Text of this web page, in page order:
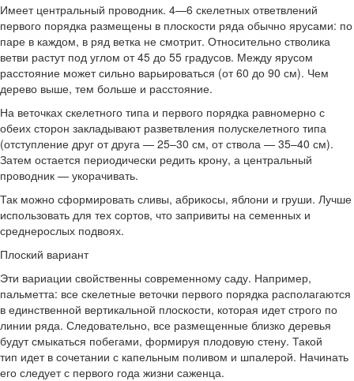
Имеет центральный проводник. 4—6 скелетных ответвлений
первого порядка размещены в плоскости ряда обычно ярусами: по
паре в каждом, в ряд ветка не смотрит. Относительно стволика
ветви растут под углом от 45 до 55 градусов. Между ярусом
расстояние может сильно варьироваться (от 60 до 90 см). Чем
дерево выше, тем больше и расстояние.
На веточках скелетного типа и первого порядка равномерно с
обеих сторон закладывают разветвления полускелетного типа
(отступление друг от друга — 25–30 см, от ствола — 35–40 см).
Затем остается периодически редить крону, а центральный
проводник — укорачивать.
Так можно сформировать сливы, абрикосы, яблони и груши. Лучше
использовать для тех сортов, что запривиты на семенных и
среднерослых подвоях.
Плоский вариант
Эти вариации свойственны современному саду. Например,
пальметта: все скелетные веточки первого порядка располагаются
в единственной вертикальной плоскости, которая идет строго по
линии ряда. Следовательно, все размещенные близко деревья
будут смыкаться побегами, формируя плодовую стену. Такой
тип идет в сочетании с капельным поливом и шпалерой. Начинать
его следует с первого года жизни саженца.